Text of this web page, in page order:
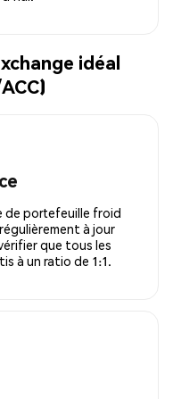
idéal
de portefeuille froid
à jour
que tous les
à un ratio de 1:1.